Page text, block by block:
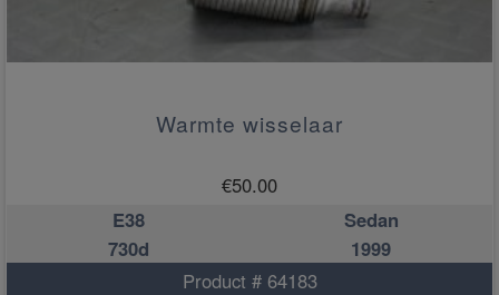
Warmte wisselaar
€50.00
E38
Sedan
730d
1999
Product # 64183